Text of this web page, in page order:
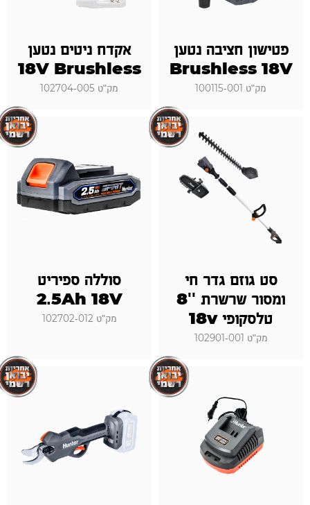
פטישון חציבה נטען
Brushless 18V
מק"ט 100115-001
אקדח ניטים נטען
18V Brushless
מק"ט 102704-005
סט גוזם גדר חי
ומסור שרשרת ''8
טלסקופי 18v
מק"ט 102901-001
סוללה ספיריט
2.5Ah 18V
מק"ט 102702-012